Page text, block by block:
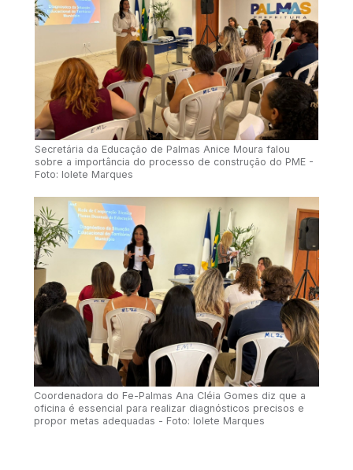
Secretária da Educação de Palmas Anice Moura falou
sobre a importância do processo de construção do PME -
Foto: Iolete Marques
Coordenadora do Fe-Palmas Ana Cléia Gomes diz que a
oficina é essencial para realizar diagnósticos precisos e
propor metas adequadas - Foto: Iolete Marques